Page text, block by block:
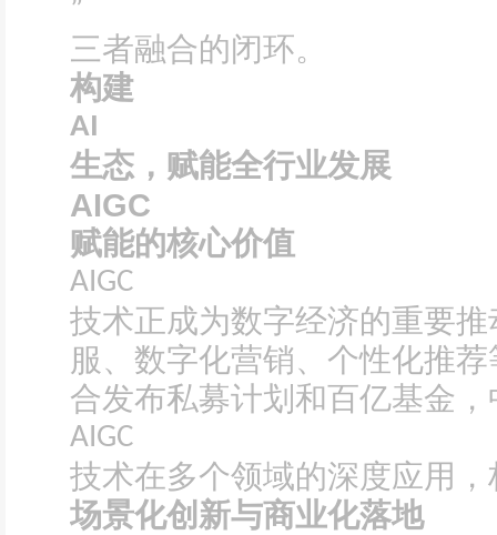
”
三者融合的闭环。
构建
AI
生态，赋能全行业发展
AIGC
赋能的核心价值
AIGC
技术正成为数字经济的重要
服、数字化营销、个性化推
合发布私募计划和百亿基金
AIGC
技术在多个领域的深度应用
场景化创新与商业化落地